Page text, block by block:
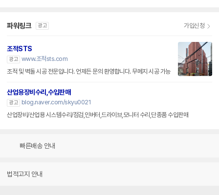
파워링크 광고 가입신청
조적STS
광고 www.조적sts.com
조적 및 벽돌 시공 전문입니다. 언제든 문의 환영합니다. 무메지 시공 가능
산업용장비수리,수입판매
광고
blog.naver.com/skyu0021
산업장비/산업용 시스템수리/점검,인버터,드라이브,모니터 수리,단종품 수입판매
빠른배송 안내
법적고지 안내